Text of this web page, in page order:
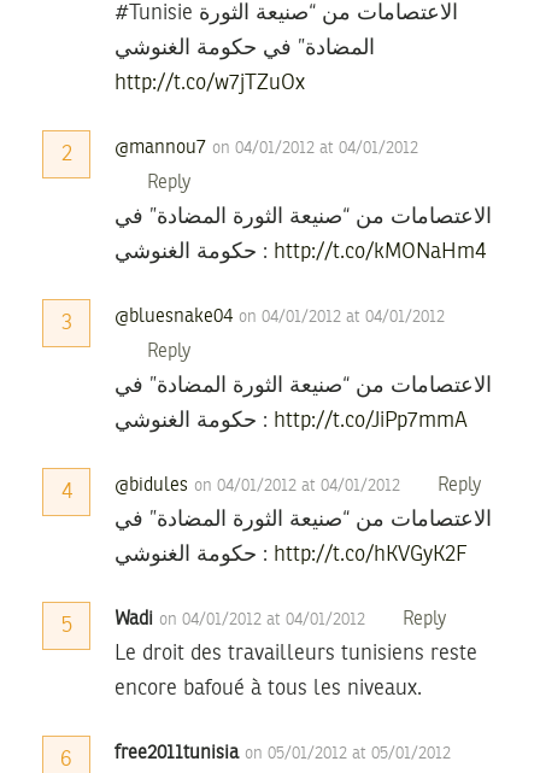
#Tunisie الاعتصامات من “صنيعة الثورة
المضادة” في حكومة الغنوشي
http://t.co/w7jTZuOx
2 @mannou7 on 04/01/2012 at 04/01/2012
Reply
الاعتصامات من “صنيعة الثورة المضادة” في
حكومة الغنوشي : http://t.co/kMONaHm4
3 @bluesnake04 on 04/01/2012 at 04/01/2012
Reply
الاعتصامات من “صنيعة الثورة المضادة” في
حكومة الغنوشي : http://t.co/JiPp7mmA
4 @bidules on 04/01/2012 at 04/01/2012 Reply
الاعتصامات من “صنيعة الثورة المضادة” في
حكومة الغنوشي : http://t.co/hKVGyK2F
5 Wadi on 04/01/2012 at 04/01/2012 Reply
Le droit des travailleurs tunisiens reste
encore bafoué à tous les niveaux.
6 free2011tunisia on 05/01/2012 at 05/01/2012